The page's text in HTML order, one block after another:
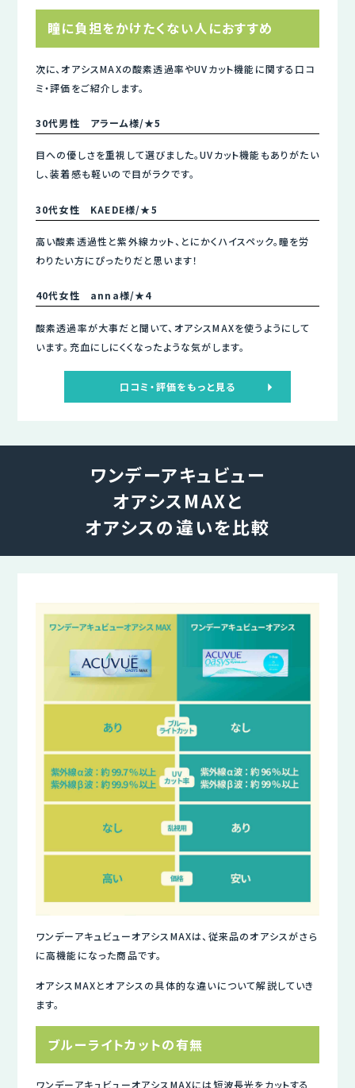
瞳に負担をかけたくない人におすすめ
次に、オアシスMAXの酸素透過率やUVカット機能に関する口コ
ミ・評価をご紹介します。
30代男性 アラーム様/★5
目への優しさを重視して選びました。UVカット機能もありがたい
し、装着感も軽いので目がラクです。
30代女性 KAEDE様/★5
高い酸素透過性と紫外線カット、とにかくハイスペック。瞳を労
わりたい方にぴったりだと思います！
40代女性 anna様/★4
酸素透過率が大事だと聞いて、オアシスMAXを使うようにして
います。充血にしにくくなったような気がします。
口コミ・評価をもっと見る
ワンデーアキュビュー
オアシスMAXと
オアシスの違いを比較
ワンデーアキュビューオアシスMAXは、従来品のオアシスがさら
に高機能になった商品です。
オアシスMAXとオアシスの具体的な違いについて解説していき
ます。
ブルーライトカットの有無
ワンデーアキュビューオアシスMAXには短波長光をカットする